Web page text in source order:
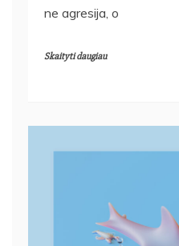
ne agresija, o
Skaityti daugiau